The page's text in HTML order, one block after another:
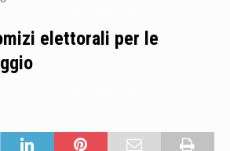
elettorali per le